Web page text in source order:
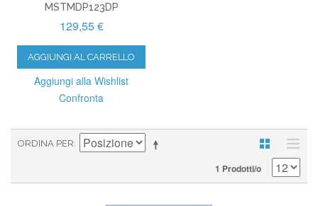
MSTMDP123DP
129,55 €
AGGIUNGI AL CARRELLO
Aggiungi alla Wishlist
Confronta
ORDINA PER
1 Prodotti/o